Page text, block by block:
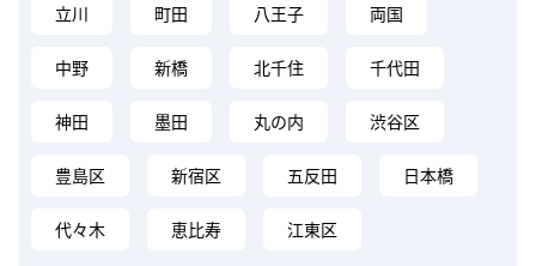
立川 町田 八王子 両国
中野 新橋 北千住 千代田
神田 墨田 丸の内 渋谷区
豊島区 新宿区 五反田 日本橋
代々木 恵比寿 江東区